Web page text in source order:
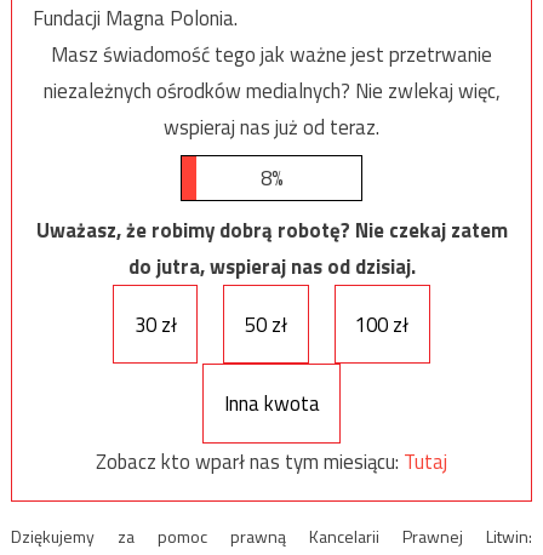
Fundacji Magna Polonia.
Masz świadomość tego jak ważne jest przetrwanie
niezależnych ośrodków medialnych? Nie zwlekaj więc,
wspieraj nas już od teraz.
8%
Uważasz, że robimy dobrą robotę? Nie czekaj zatem
do jutra, wspieraj nas od dzisiaj.
30 zł
50 zł 100 zł
Inna kwota
Zobacz kto wparł nas tym miesiącu: Tutaj
Dziękujemy za pomoc prawną Kancelarii Prawnej Litwin: